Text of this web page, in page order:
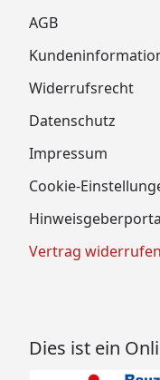
AGB
Widerrufsrecht
Datenschutz
Impressum
Cookie-
Vertrag widerrufen
Dies ist ein